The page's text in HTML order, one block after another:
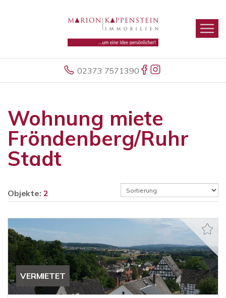
02373 7571390
Wohnung miete
Fröndenberg/Ruhr
Stadt
Objekte: 2
VERMIETET